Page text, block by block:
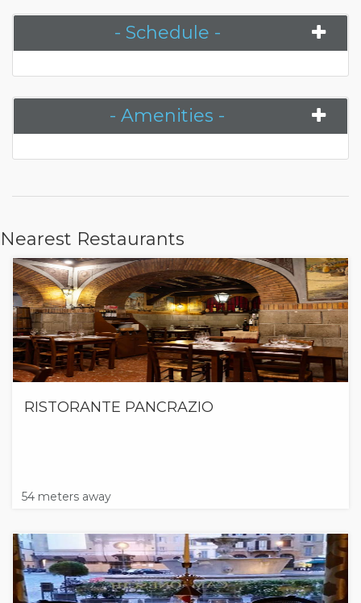
- Schedule -
- Amenities -
Nearest Restaurants
RISTORANTE PANCRAZIO
54 meters away